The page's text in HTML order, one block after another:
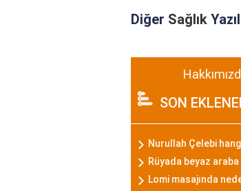
Diğer Sağlık
SON
Nurullah Çelebi
Rüyada beyaz
Lomi masajında